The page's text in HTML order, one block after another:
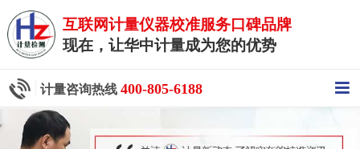
互联网计量仪器校准服务口碑品牌
现在，让华中计量成为您的优势
计量咨询热线 400-805-6188